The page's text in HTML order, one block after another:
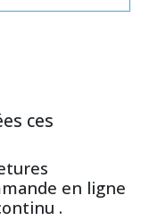
ces
en ligne
.